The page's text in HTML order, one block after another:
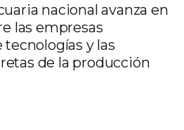
nacional avanza en
las empresas
tecnologías y las
de la producción